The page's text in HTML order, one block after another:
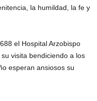
la humildad, la fe y
el Hospital Arzobispo
visita bendiciendo a los
esperan ansiosos su